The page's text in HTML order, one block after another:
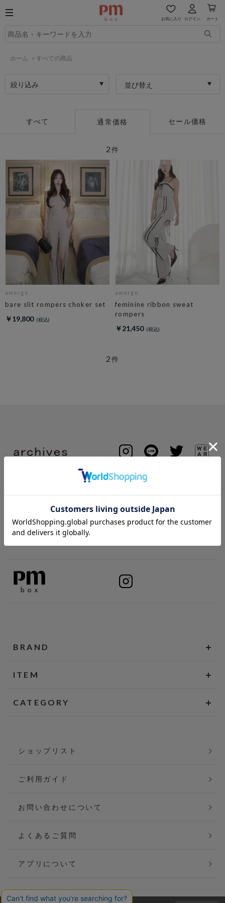
お気に入り ログイン カート
ホーム > すべての商品
絞り込み 並び替え
すべて 通常価格 セール価格
2件
amerge.
bare slit rompers choker set
￥19,800
amerge.
feminine ribbon sweat
rompers
￥21,450
2件
BRAND
ITEM
CATEGORY
ショップリスト
ご利用ガイド
お問い合わせについて
よくあるご質問
アプリについて